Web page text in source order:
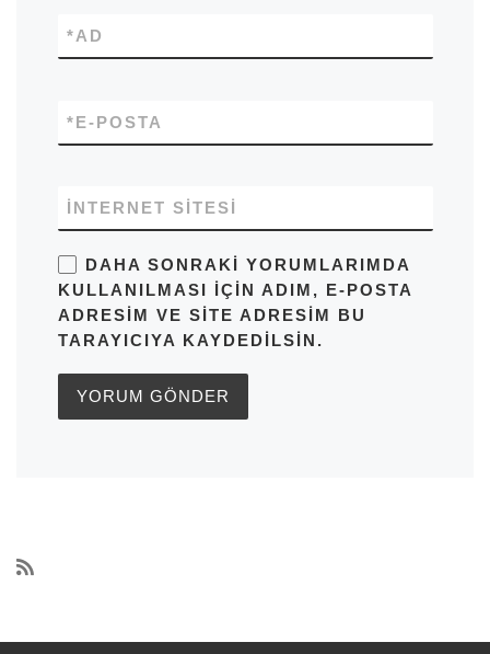
AD
*
E-POSTA
*
İNTERNET SITESI
DAHA SONRAKI YORUMLARIMDA
KULLANILMASI IÇIN ADIM, E-POSTA
ADRESIM VE SITE ADRESIM BU
TARAYICIYA KAYDEDILSIN.